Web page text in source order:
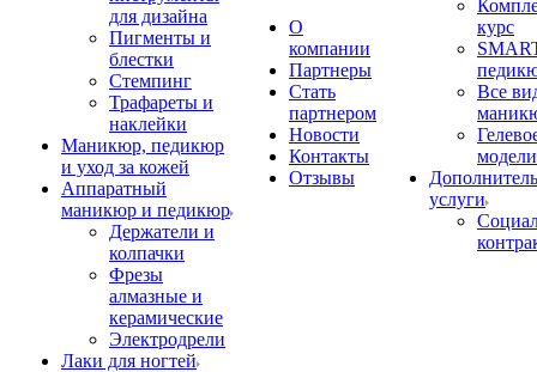
для дизайна
Пигменты и
блестки
Стемпинг
Трафареты и
наклейки
Маникюр, педикюр
и уход за кожей
Аппаратный
маникюр и педикюр
Держатели и
колпачки
Фрезы
алмазные и
керамические
Электродрели
Лаки для ногтей
О
компании
Партнеры
Стать
партнером
Новости
Контакты
Отзывы
курс
Все
услуги